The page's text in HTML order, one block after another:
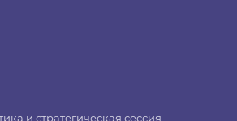
и стратегическая сессия